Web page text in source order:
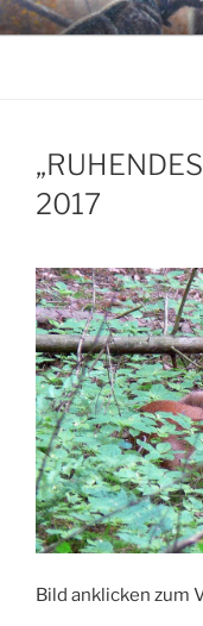
Zum
Inhalt
2017
Bild anklicken zum